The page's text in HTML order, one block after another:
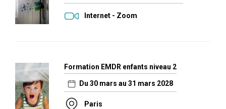
Internet - Zoom
Formation EMDR enfants niveau 2
Du 30 mars au 31 mars 2028
Paris